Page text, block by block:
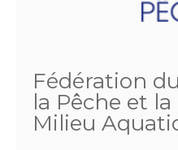
Fédération
la Pêche et
Milieu